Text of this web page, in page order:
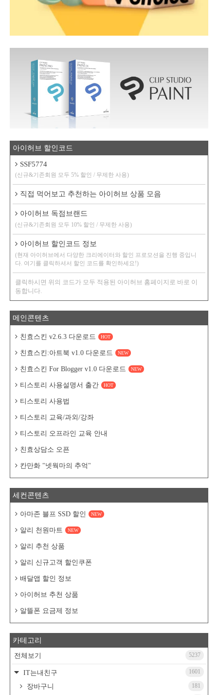
아이허브 할인코드
SSF5774
(신규&기존회원 모두 5% 할인 / 무제한 사용)
직접 먹어보고 추천하는 아이허브 상품 모음
아이허브 독점브랜드
(신규&기존회원 모두 10% 할인 / 무제한 사용)
아이허브 할인코드 정보
(현재 아이허브에서 다양한 크리에이터와 할인 프로모션을 진행 중입니
다. 여기를 클릭하셔서 할인 코드를 확인하세요!)
클릭하시면 위의 코드가 모두 적용된 아이허브 홈페이지로 바로 이
동합니다.
메인콘텐츠
친효스킨 v2.6.3 다운로드 HOT
친효스킨:아트북 v1.0 다운로드 NEW
친효스킨 For Blogger v1.0 다운로드 NEW
티스토리 사용설명서 출간 HOT
티스토리 사용법
티스토리 교육/과외/강좌
티스토리 오프라인 교육 안내
친효상담소 오픈
칸만화 "넷웍마의 추억"
세컨콘텐츠
아마존 블프 SSD 할인 NEW
알리 천원마트 NEW
알리 추천 상품
알리 신규고객 할인쿠폰
배달앱 할인 정보
아이허브 추천 상품
알뜰폰 요금제 정보
카테고리
전체보기 5237
IT는내친구 1601
장바구니 181